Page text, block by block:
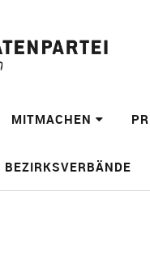
MITMACHEN
BEZIRKSVERBÄNDE